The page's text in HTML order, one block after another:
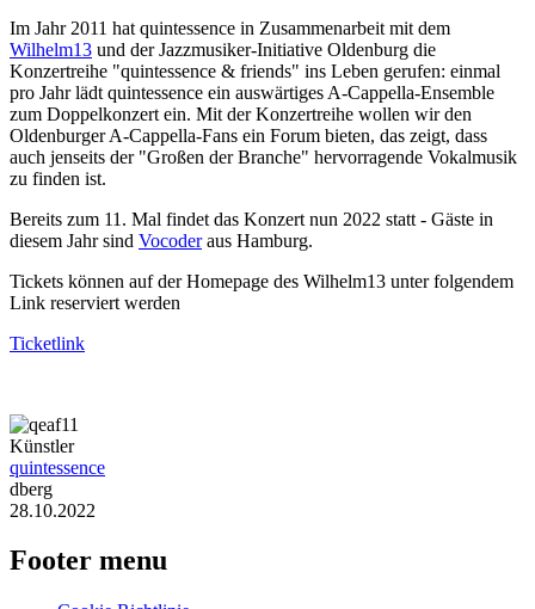
Im Jahr 2011 hat quintessence in Zusammenarbeit mit dem
Wilhelm13 und der Jazzmusiker-Initiative Oldenburg die
Konzertreihe "quintessence & friends" ins Leben gerufen: einmal
pro Jahr lädt quintessence ein auswärtiges A-Cappella-Ensemble
zum Doppelkonzert ein. Mit der Konzertreihe wollen wir den
Oldenburger A-Cappella-Fans ein Forum bieten, das zeigt, dass
auch jenseits der "Großen der Branche" hervorragende Vokalmusik
zu finden ist.
Bereits zum 11. Mal findet das Konzert nun 2022 statt - Gäste in
diesem Jahr sind Vocoderaus Hamburg.
Tickets können auf der Homepage des Wilhelm13 unter folgendem
Link reserviert werden
Ticketlink
Künstler
quintessence
dberg
28.10.2022
Footer menu